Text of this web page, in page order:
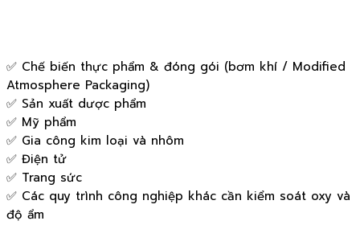
✅ Chế biến thực phẩm & đóng gói (bơm khí / Modified
Atmosphere Packaging)
✅ Sản xuất dược phẩm
✅ Mỹ phẩm
✅ Gia công kim loại và nhôm
✅ Điện tử
✅ Trang sức
✅ Các quy trình công nghiệp khác cần kiểm soát oxy và
độ ẩm